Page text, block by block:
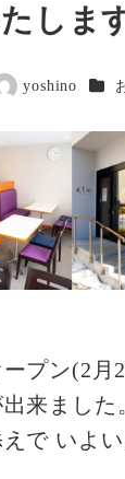
しま
yoshino カテ
プン(2月
来ました
えで いよ